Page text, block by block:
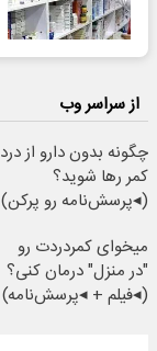
از سراسر وب
چگونه بدون دارو از درد
کمر رها شوید؟
(◂پرسش‌نامه رو پرکن)
میخوای کمردردت رو
"در منزل" درمان کنی؟
(◂فیلم + ◂پرسش‌نامه)